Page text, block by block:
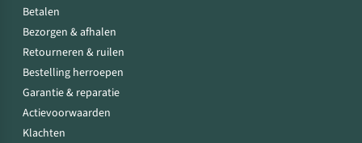
Betalen
Bezorgen & afhalen
Retourneren & ruilen
Bestelling herroepen
Garantie & reparatie
Actievoorwaarden
Klachten